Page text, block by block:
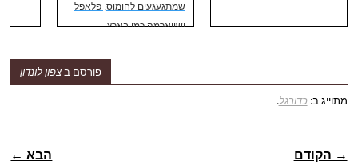
שמתגעגעים לחומוס, פלאפל
ושווארמה כמו בארץ
פורסם בצפון לונדון
מתוייג ב:כדורגל.
→ הקודם הבא ←